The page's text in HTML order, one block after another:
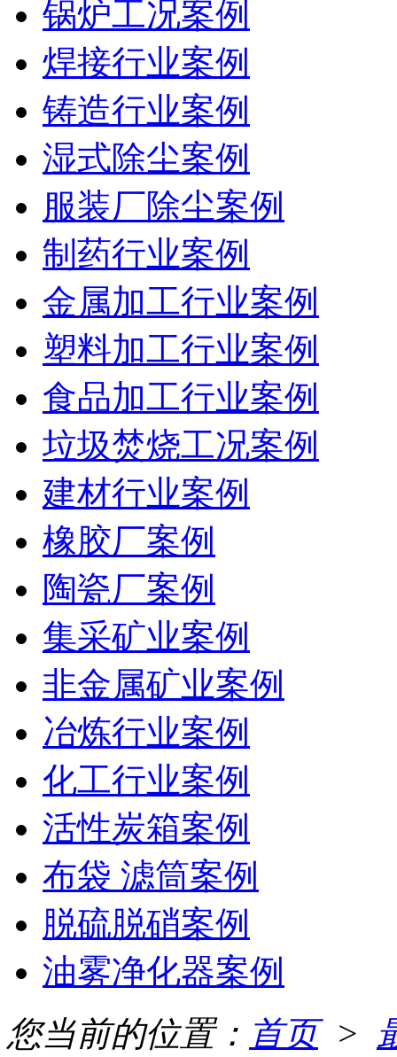
锅炉工况案例
焊接行业案例
铸造行业案例
湿式除尘案例
服装厂除尘案例
制药行业案例
金属加工行业案例
塑料加工行业案例
食品加工行业案例
垃圾焚烧工况案例
建材行业案例
橡胶厂案例
陶瓷厂案例
集采矿业案例
非金属矿业案例
冶炼行业案例
化工行业案例
活性炭箱案例
布袋 滤筒案例
脱硫脱硝案例
油雾净化器案例
您当前的位置： 首页>